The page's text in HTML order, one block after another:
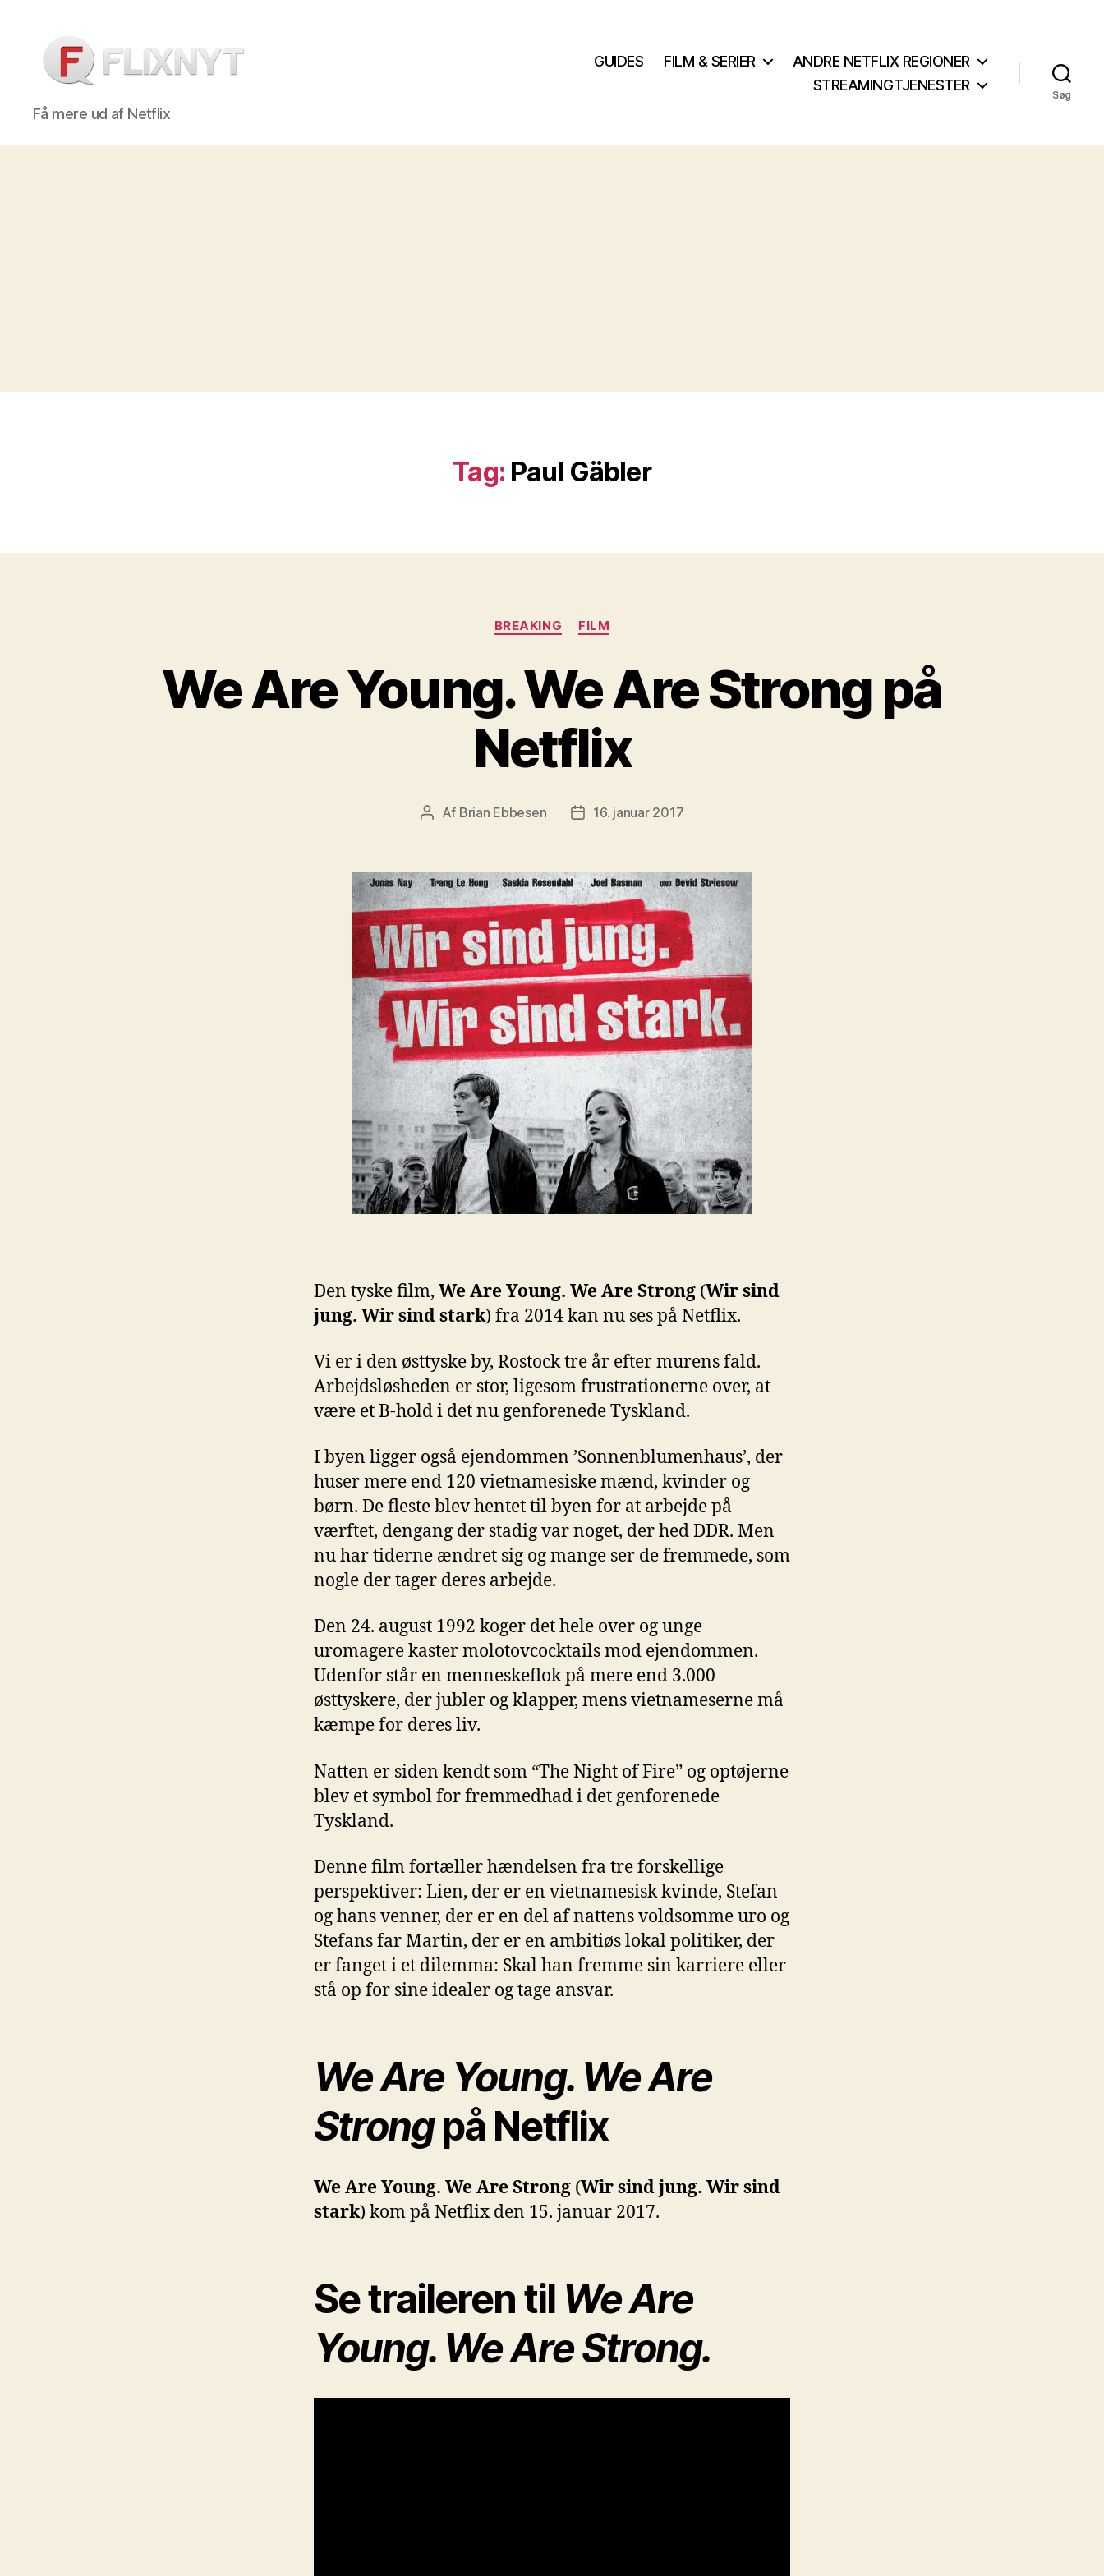
Flixnyt
Få mere ud af Netflix
GUIDES FILM & SERIER
ANDRE NETFLIX REGIONER
STREAMINGTJENESTER
Søg
Tag: Paul Gäbler
Kategorier
BREAKING FILM
We Are Young. We Are Strong på
Netflix
Indlægsforfatter
Af Brian Ebbesen Indlægsdato
16. januar 2017
Den tyske film, We Are Young. We Are Strong (Wir sind
jung. Wir sind stark) fra 2014 kan nu ses på Netflix.
Vi er i den østtyske by, Rostock tre år efter murens fald.
Arbejdsløsheden er stor, ligesom frustrationerne over, at
være et B-hold i det nu genforenede Tyskland.
I byen ligger også ejendommen ’Sonnenblumenhaus’, der
huser mere end 120 vietnamesiske mænd, kvinder og
børn. De fleste blev hentet til byen for at arbejde på
værftet, dengang der stadig var noget, der hed DDR. Men
nu har tiderne ændret sig og mange ser de fremmede, som
nogle der tager deres arbejde.
Den 24. august 1992 koger det hele over og unge
uromagere kaster molotovcocktails mod ejendommen.
Udenfor står en menneskeflok på mere end 3.000
østtyskere, der jubler og klapper, mens vietnameserne må
kæmpe for deres liv.
Natten er siden kendt som “The Night of Fire” og optøjerne
blev et symbol for fremmedhad i det genforenede
Tyskland.
Denne film fortæller hændelsen fra tre forskellige
perspektiver: Lien, der er en vietnamesisk kvinde, Stefan
og hans venner, der er en del af nattens voldsomme uro og
Stefans far Martin, der er en ambitiøs lokal politiker, der
er fanget i et dilemma: Skal han fremme sin karriere eller
stå op for sine idealer og tage ansvar.
We Are Young. We Are
Strongpå Netflix
We Are Young. We Are Strong (Wir sind jung. Wir sind
stark) kom på Netflix den 15. januar 2017.
Se traileren til We Are
Young. We Are Strong.